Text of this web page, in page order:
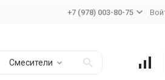
+7 (978) 003-80-75
Смесители